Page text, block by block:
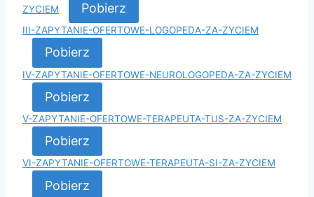
ZYCIEM Pobierz
III-ZAPYTANIE-OFERTOWE-LOGOPEDA-ZA-ZYCIEM
Pobierz
IV-ZAPYTANIE-OFERTOWE-NEUROLOGOPEDA-ZA-ZYCIEM
Pobierz
V-ZAPYTANIE-OFERTOWE-TERAPEUTA-TUS-ZA-ZYCIEM
Pobierz
VI-ZAPYTANIE-OFERTOWE-TERAPEUTA-SI-ZA-ZYCIEM
Pobierz